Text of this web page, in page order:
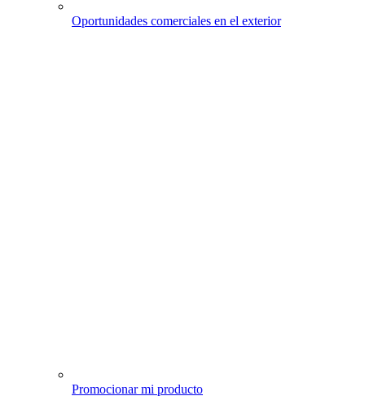
Oportunidades comerciales en el exterior
Promocionar mi producto